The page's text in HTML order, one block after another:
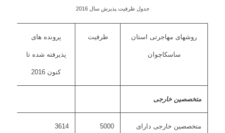
جدول ظرفیت پذیرش سال 2016
روشهای مهاجرتی استان
ساسکاچوان
ظرفیت پرونده های
پذیرفته شده تا
کنون 2016
متخصصین خارجی
متخصصین خارجی دارای 5000
3614